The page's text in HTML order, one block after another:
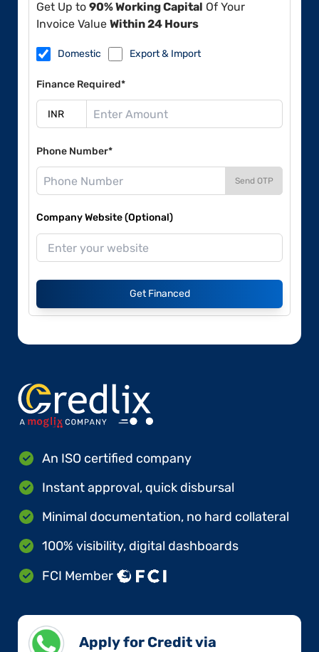
Get Up to 90% Working Capital Of Your
Invoice Value Within 24 Hours
Domestic Export & Import
Finance Required*
Phone Number*
Send OTP
Company Website (Optional)
Get Financed
An ISO certified company
Instant approval, quick disbursal
Minimal documentation, no hard collateral
100% visibility, digital dashboards
FCI Member
Apply for Credit via